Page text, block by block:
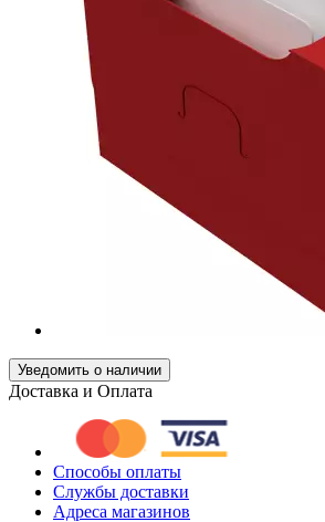
Уведомить о наличии
Доставка и Оплата
Способы оплаты
Службы доставки
Адреса магазинов